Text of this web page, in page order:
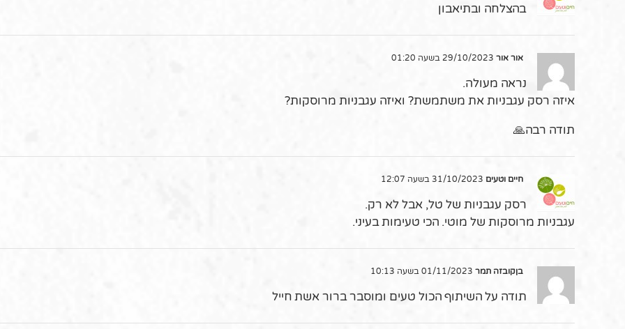
בהצלחה ובתיאבון
אור אור
נראה מעולה.
איזה רסק עגבניות את משתמשת? ואיזה עגבניות מרוסקות?
תודה רבה🙏
חיים וטעים
רסק עגבניות של טל, אבל לא רק.
עגבניות מרוסקות של מוטי. הכי טעימות בעיני.
בןקובזה תמר
תודה על השיתוף הכול טעים ומוסבר ברור אשת חייל